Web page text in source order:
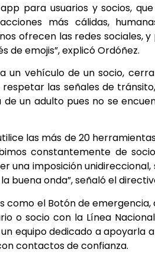
para usuarios y socios,
más cálidas,
ofrecen las redes sociales,
de emojis”, explicó Ordóñez.
un vehículo de un socio,
las señales de
un adulto pues no se
las más de 20
constantemente de
una imposición unidireccional,
buena onda”, señaló el
como el Botón de emergencia,
o socio con la Línea
equipo dedicado a apoyarla
contactos de confianza.